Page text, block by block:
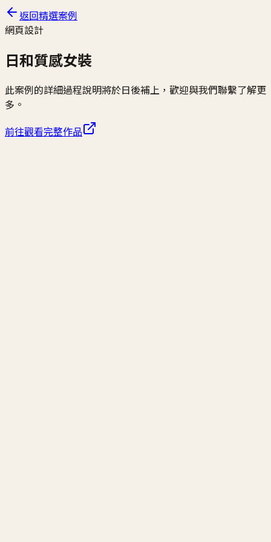
返回精選案例
網頁設計
日和質感女裝
此案例的詳細過程說明將於日後補上，歡迎與我們聯繫了解更
多。
前往觀看完整作品